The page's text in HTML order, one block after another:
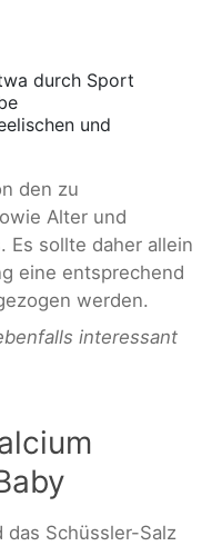
durch Sport
und
den zu
Alter und
Es sollte daher allein
eine entsprechend
werden.
interessant
das Schüssler-Salz